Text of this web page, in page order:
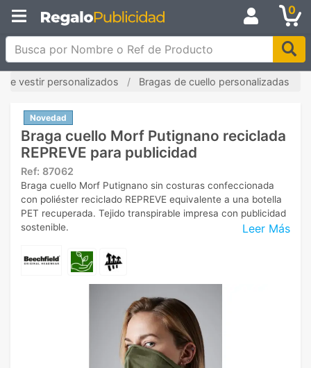
0
Busca por Nombre o Ref de Producto
de vestir personalizados Bragas de cuello personalizadas
Novedad
Braga cuello Morf Putignano reciclada
REPREVE para publicidad
Ref: 87062
Leer Más
Braga cuello Morf Putignano sin costuras confeccionada
con poliéster reciclado REPREVE equivalente a una botella
PET recuperada. Tejido transpirable impresa con publicidad
sostenible.